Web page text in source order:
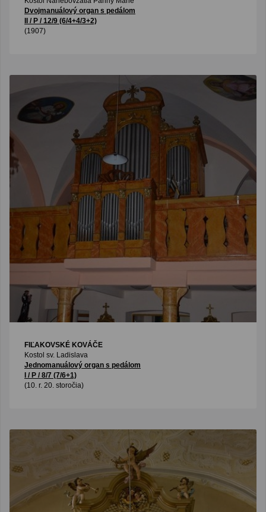
Dvojmanuálový organ s pedálom
II / P / 12/9 (6/4+4/3+2)
(1907)
FIĽAKOVSKÉ KOVÁČE
Kostol sv. Ladislava
Jednomanuálový organ s pedálom
I / P / 8/7 (7/6+1)
(10. r. 20. storočia)